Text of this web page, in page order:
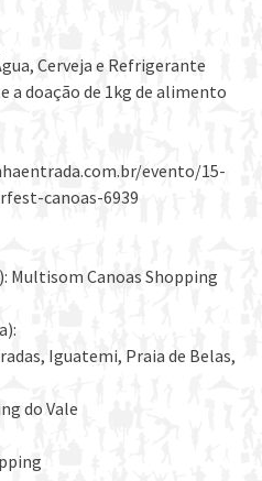
Cerveja e Refrigerante
a doação de 1kg de alimento
evento/15-
canoas-6939
Multisom Canoas Shopping
Iguatemi, Praia de Belas,
do Vale